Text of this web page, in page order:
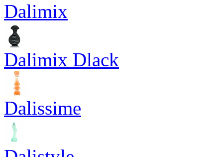
Dalimix
Dalimix Dlack
Dalissime